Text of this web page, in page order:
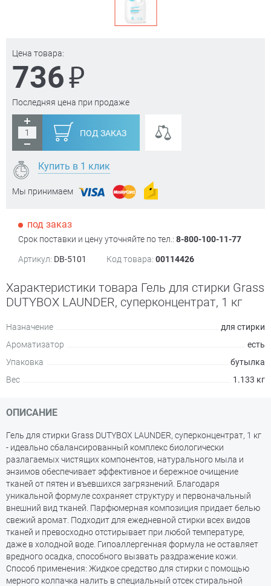
Цена товара:
736₽
Последняя цена при продаже
ПОД ЗАКАЗ
Купить в 1 клик
Мы принимаем
под заказ
Срок поставки и цену уточняйте по тел.: 8-800-100-11-77
Артикул: DB-5101 Код товара: 00114426
Характеристики товара Гель для стирки Grass
DUTYBOX LAUNDER, суперконцентрат, 1 кг
Назначение
для стирки
Ароматизатор
есть
Упаковка
бутылка
Вес
1.133 кг
ОПИСАНИЕ
Гель для стирки Grass DUTYBOX LAUNDER, суперконцентрат, 1 кг
- идеально сбалансированный комплекс биологически
разлагаемых чистящих компонентов, натурального мыла и
энзимов обеспечивает эффективное и бережное очищение
тканей от пятен и въевшихся загрязнений. Благодаря
уникальной формуле сохраняет структуру и первоначальный
внешний вид тканей. Парфюмерная композиция придает белью
свежий аромат. Подходит для ежедневной стирки всех видов
тканей и превосходно отстирывает при любой температуре,
даже в холодной воде. Гипоаллергенная формула не оставляет
вредного осадка, способного вызвать раздражение кожи.
Способ применения: Жидкое средство для стирки с помощью
мерного колпачка налить в специальный отсек стиральной